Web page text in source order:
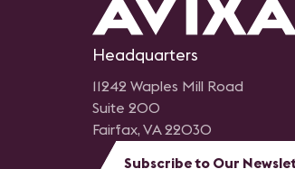
Headquarters
11242 Waples Mill Road
Suite 200
Fairfax, VA 22030
Subscribe to Our